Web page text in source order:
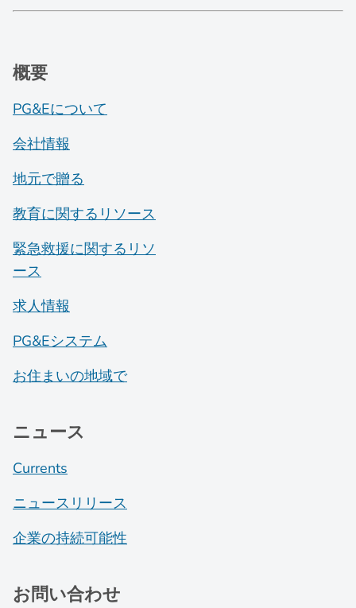
概要
PG&Eについて
会社情報
地元で贈る
教育に関するリソース
緊急救援に関するリソ
ース
求人情報
PG&Eシステム
お住まいの地域で
ニュース
Currents
ニュースリリース
企業の持続可能性
お問い合わせ